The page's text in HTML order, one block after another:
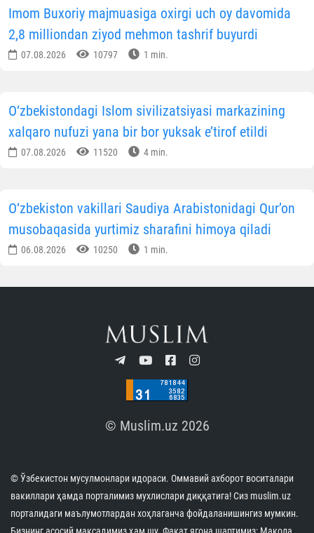
Imom Buxoriy majmuasiga oxirgi uch oy davomida
2,8 milliondan ziyod mehmon tashrif buyurdi
07.08.2026 10797 1 min.
O‘zbekistondagi Islom sivilizatsiyasi markazining
xalqaro nufuzi yana bir bor yuksak e’tirof etildi
07.08.2026 11520 4 min.
O‘zbekiston vakillari Saudiya Arabistonidagi Qur’on
musobaqasida yurtimiz sharafini himoya qiladi
06.08.2026 10250 1 min.
© Muslim.uz 2026
© Ўзбекистон мусулмонлари идораси. Оммавий ахборот воситалари
вакиллари ҳамда порталимиз мухлислари диққатига! Сиз muslim.uz
порталидаги маълумотлардан хоҳлаганча фойдаланишингиз мумкин.